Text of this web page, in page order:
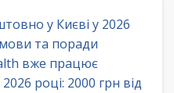
у Києві у 2026
та поради
вже працює
році: 2000 грн від